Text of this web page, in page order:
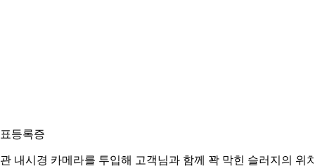
등록증
내시경 카메라를 투입해 고객님과 함께 꽉 막힌 슬러지의 위